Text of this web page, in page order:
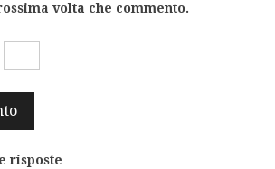
volta che commento.
risposte